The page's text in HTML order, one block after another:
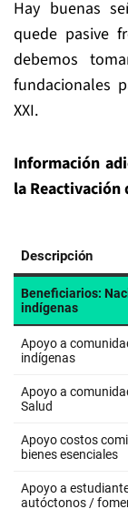
Hay buenas
quede pasive
debemos
fundacionales
XXI.
Información
la Reactivación